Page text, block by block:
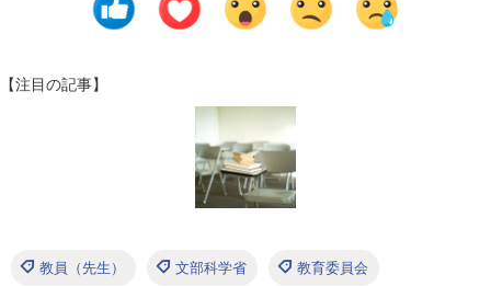
【注目の記事】
教員（先生） 文部科学省 教育委員会